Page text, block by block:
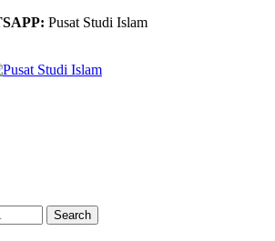
Pusat Studi Islam